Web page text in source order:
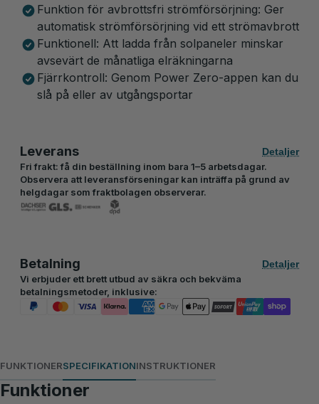
Funktion för avbrottsfri strömförsörjning: Ger
automatisk strömförsörjning vid ett strömavbrott
Funktionell: Att ladda från solpaneler minskar
avsevärt de månatliga elräkningarna
Fjärrkontroll: Genom Power Zero-appen kan du
slå på eller av utgångsportar
Leverans
Detaljer
Fri frakt: få din beställning inom bara 1–5 arbetsdagar.
Observera att leveransförseningar kan inträffa på grund av
helgdagar som fraktbolagen observerar.
Betalning
Detaljer
Vi erbjuder ett brett utbud av säkra och bekväma
betalningsmetoder, inklusive:
FUNKTIONERSPECIFIKATIONINSTRUKTIONER
Funktioner